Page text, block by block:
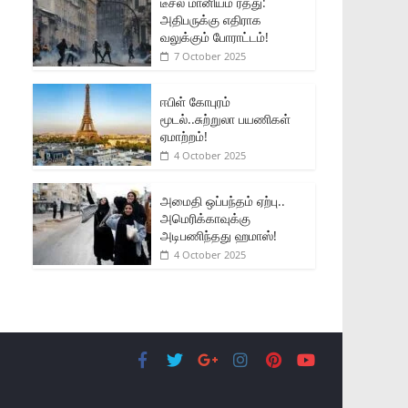
அதிபருக்கு எதிராக
வலுக்கும் போராட்டம்!
7 October 2025
ஈபிள் கோபுரம்
மூடல்..சுற்றுலா பயணிகள்
ஏமாற்றம்!
4 October 2025
அமைதி ஒப்பந்தம் ஏற்பு..
அமெரிக்காவுக்கு
அடிபணிந்தது ஹமாஸ்!
4 October 2025